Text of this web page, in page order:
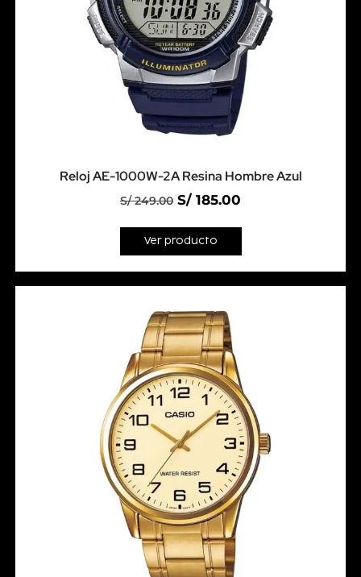
Reloj AE-1000W-2A Resina Hombre Azul
S/249.00 S/ 185.00
Ver producto